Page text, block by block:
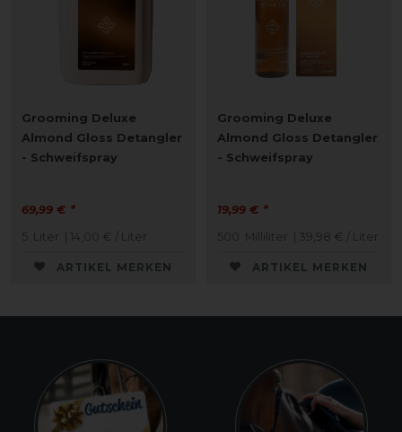
Grooming Deluxe
Almond Gloss Detangler
- Schweifspray
69,99 € *
5 Liter | 14,00 € / Liter
ARTIKEL MERKEN
Grooming Deluxe
Almond Gloss Detangler
- Schweifspray
19,99 € *
500 Milliliter | 39,98 € / Liter
ARTIKEL MERKEN